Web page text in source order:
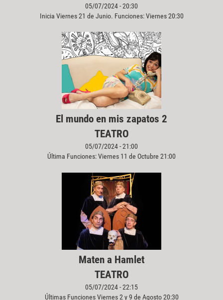
05/07/2024 - 20:30
Inicia Viernes 21 de Junio. Funciones: Viernes 20:30
El mundo en mis zapatos 2
TEATRO
05/07/2024 - 21:00
Última Funciones: Viernes 11 de Octubre 21:00
Maten a Hamlet
TEATRO
05/07/2024 - 22:15
Últimas Funciones Viernes 2 y 9 de Agosto 20:30